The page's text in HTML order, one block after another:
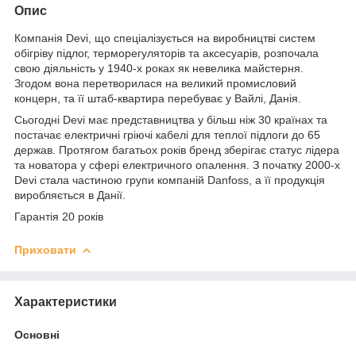
Опис
Компанія Devi, що спеціалізується на виробництві систем
обігріву підлог, терморегуляторів та аксесуарів, розпочала
свою діяльність у 1940-х роках як невелика майстерня.
Згодом вона перетворилася на великий промисловий
концерн, та її штаб-квартира перебуває у Вайлі, Данія.
Сьогодні Devi має представництва у більш ніж 30 країнах та
постачає електричні гріючі кабелі для теплої підлоги до 65
держав. Протягом багатьох років бренд зберігає статус лідера
та новатора у сфері електричного опалення. З початку 2000-х
Devi стала частиною групи компаній Danfoss, а її продукція
виробляється в Данії.
Гарантія 20 років
Приховати
Характеристики
Основні